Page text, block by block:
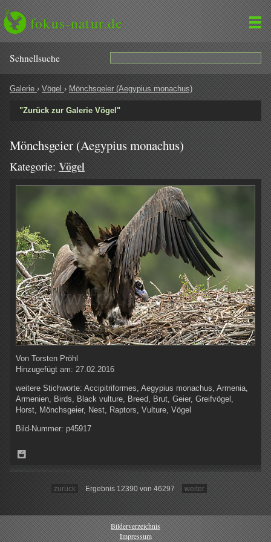
fokus-natur.de
Schnell­suche
Galerie › Vögel › Mönchsgeier (Aegypius monachus)
"Zurück zur Galerie Vögel"
Mönchsgeier (Aegypius monachus)
Kategorie: Vögel
Von Torsten Pröhl
Hinzugefügt am: 27.02.2016
weitere Stichworte: Accipitriformes, Aegypius monachus, Armenia,
Armenien, Birds, Black vulture, Breed, Brut, Geier, Greifvögel,
Horst, Mönchsgeier, Nest, Raptors, Vulture, Vögel
Bild-Nummer: p45917
zurück Ergebnis 12390 von 46297 weiter
Bilderverzeichnis
Impressum